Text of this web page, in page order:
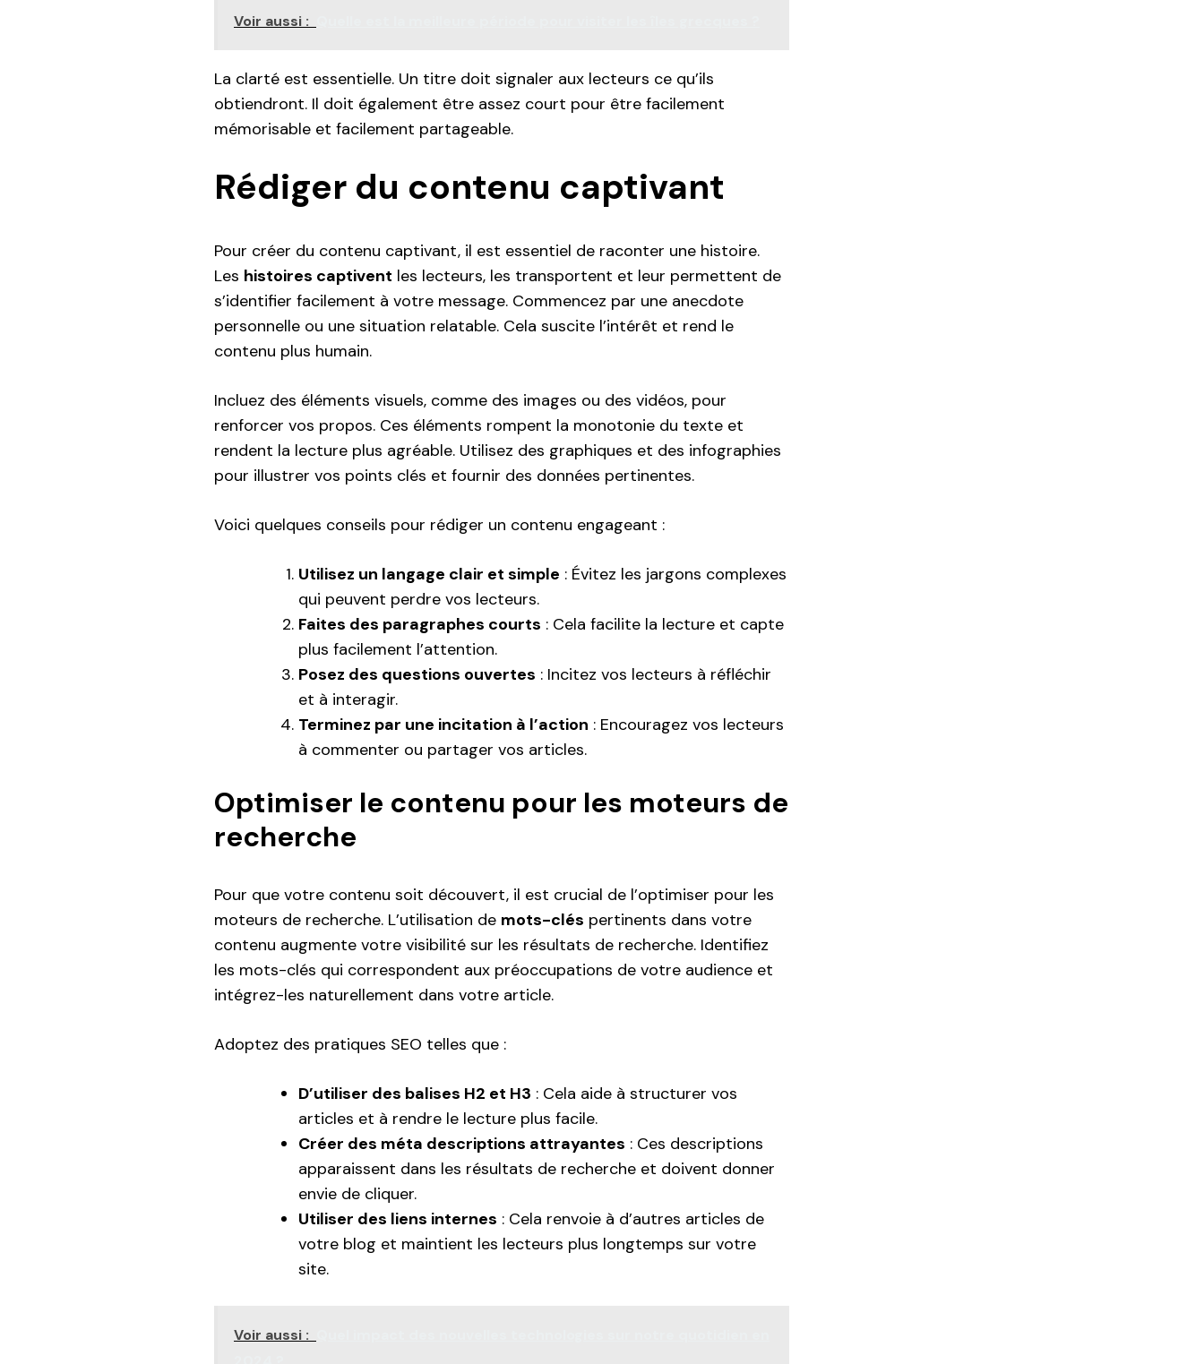
Voir aussi :
La clarté est essentielle. Un titre doit signaler aux lecteurs ce qu’ils
obtiendront. Il doit également être assez court pour être facilement
mémorisable et facilement partageable.
Rédiger du contenu captivant
Pour créer du contenu captivant, il est essentiel de raconter une histoire.
Les histoires captivent les lecteurs, les transportent et leur permettent de
s’identifier facilement à votre message. Commencez par une anecdote
personnelle ou une situation relatable. Cela suscite l’intérêt et rend le
contenu plus humain.
Incluez des éléments visuels, comme des images ou des vidéos, pour
renforcer vos propos. Ces éléments rompent la monotonie du texte et
rendent la lecture plus agréable. Utilisez des graphiques et des infographies
pour illustrer vos points clés et fournir des données pertinentes.
Voici quelques conseils pour rédiger un contenu engageant :
Utilisez un langage clair et simple : Évitez les jargons complexes
qui peuvent perdre vos lecteurs.
Faites des paragraphes courts : Cela facilite la lecture et capte
plus facilement l’attention.
Posez des questions ouvertes : Incitez vos lecteurs à réfléchir
et à interagir.
Terminez par une incitation à l’action : Encouragez vos lecteurs
à commenter ou partager vos articles.
Optimiser le contenu pour les moteurs de
recherche
Pour que votre contenu soit découvert, il est crucial de l’optimiser pour les
moteurs de recherche. L’utilisation de mots-clés pertinents dans votre
contenu augmente votre visibilité sur les résultats de recherche. Identifiez
les mots-clés qui correspondent aux préoccupations de votre audience et
intégrez-les naturellement dans votre article.
Adoptez des pratiques SEO telles que :
D’utiliser des balises H2 et H3 : Cela aide à structurer vos
articles et à rendre le lecture plus facile.
Créer des méta descriptions attrayantes : Ces descriptions
apparaissent dans les résultats de recherche et doivent donner
envie de cliquer.
Utiliser des liens internes : Cela renvoie à d’autres articles de
votre blog et maintient les lecteurs plus longtemps sur votre
site.
Voir aussi :